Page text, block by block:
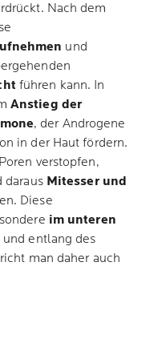
Nach dem
und
führen kann. In
Anstieg der
, der Androgene
in der Haut fördern.
verstopfen,
daraus Mitesser und
Diese
im unteren
und entlang des
man daher auch